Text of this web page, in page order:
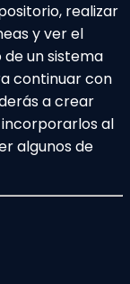
realizar
y ver el
de un sistema
continuar con
a crear
al
algunos de